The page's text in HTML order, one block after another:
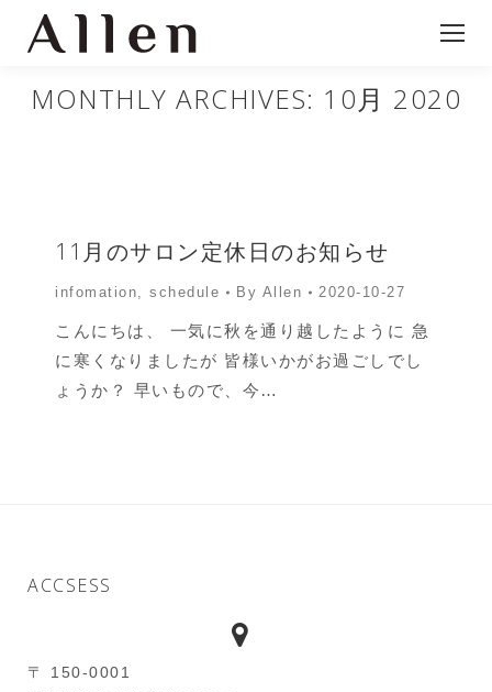
MONTHLY ARCHIVES: 10月 2020
11月のサロン定休日のお知らせ
infomation, schedule By Allen 2020-10-27
こんにちは、 一気に秋を通り越したように 急
に寒くなりましたが 皆様いかがお過ごしでし
ょうか？ 早いもので、今…
ACCSESS
〒 150-0001